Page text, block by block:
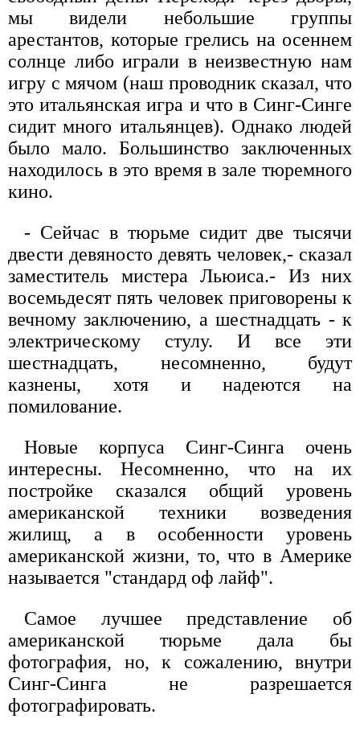
мы видели небольшие группы
арестантов, которые грелись на осеннем
солнце либо играли в неизвестную нам
игру с мячом (наш проводник сказал, что
это итальянская игра и что в Синг-Синге
сидит много итальянцев). Однако людей
было мало. Большинство заключенных
находилось в это время в зале тюремного
кино.
- Сейчас в тюрьме сидит две тысячи
двести девяносто девять человек,- сказал
заместитель мистера Льюиса.- Из них
восемьдесят пять человек приговорены к
вечному заключению, а шестнадцать - к
электрическому стулу. И все эти
шестнадцать, несомненно, будут
казнены, хотя и надеются на
помилование.
Новые корпуса Синг-Синга очень
интересны. Несомненно, что на их
постройке сказался общий уровень
американской техники возведения
жилищ, а в особенности уровень
американской жизни, то, что в Америке
называется "стандард оф лайф".
Самое лучшее представление об
американской тюрьме дала бы
фотография, но, к сожалению, внутри
Синг-Синга не разрешается
фотографировать.